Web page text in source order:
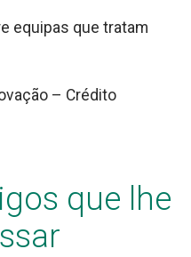
equipas que tratam
– Crédito
que lhe